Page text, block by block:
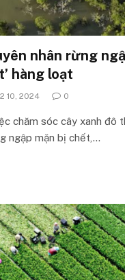
nhân rừng
hàng loạt
10, 2024 0
chăm sóc cây xanh đô
ngập mặn bị chết,…